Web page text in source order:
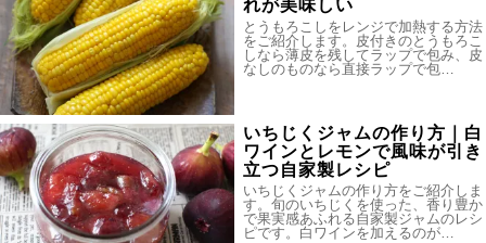
れが美味しい
とうもろこしをレンジで加熱する方法
をご紹介します。皮付きのとうもろこ
しなら薄皮を残してラップで包み、皮
なしのものなら直接ラップで包…
いちじくジャムの作り方｜白
ワインとレモンで風味が引き
立つ自家製レシピ
いちじくジャムの作り方をご紹介しま
す。旬のいちじくを使った、香り豊か
で果実感あふれる自家製ジャムのレシ
ピです。白ワインを加えるのが…